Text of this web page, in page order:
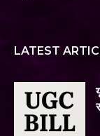
LATEST